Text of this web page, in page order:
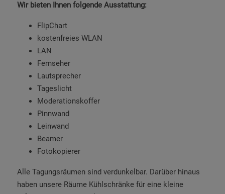
Wir bieten Ihnen folgende Ausstattung:
FlipChart
kostenfreies WLAN
LAN
Fernseher
Lautsprecher
Tageslicht
Moderationskoffer
Pinnwand
Leinwand
Beamer
Fotokopierer
Alle Tagungsräumen sind verdunkelbar. Darüber hinaus
haben unsere Räume Kühlschränke für eine kleine